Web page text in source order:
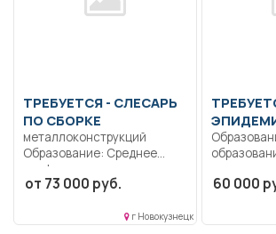
ТРЕБУЕТСЯ - СЛЕСАРЬ
ПО СБОРКЕ
металлоконструкций
Образование: Среднее
профессиональное.
Обучаемость.. Сборка
чертежам.. Сменный
от 73 000 руб.
г Новокузнецк
60 000